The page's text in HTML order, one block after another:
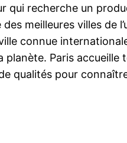
qui recherche un
meilleures villes de
connue
Paris accueille
qualités pour